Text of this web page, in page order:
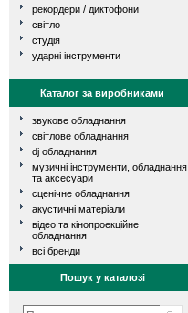
рекордери / диктофони
світло
студія
ударні інструменти
Каталог за виробниками
звукове обладнання
світлове обладнання
dj обладнання
музичні інструменти, обладнання
та аксесуари
сценічне обладнання
акустичні матеріали
відео та кінопроекційне
обладнання
всі бренди
Пошук у каталозі